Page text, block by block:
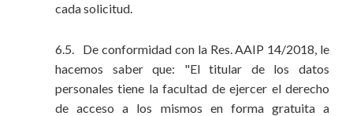
cada solicitud.
6.5. De conformidad con la Res. AAIP 14/2018, le
hacemos saber que: "El titular de los datos
personales tiene la facultad de ejercer el derecho
de acceso a los mismos en forma gratuita a